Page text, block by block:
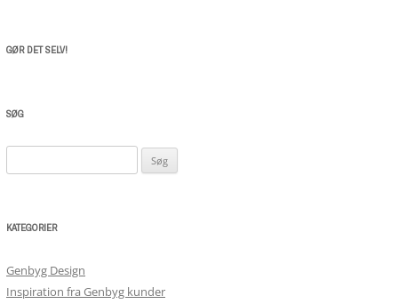
GØR DET SELV!
SØG
efter:
KATEGORIER
Genbyg Design
Inspiration fra Genbyg kunder